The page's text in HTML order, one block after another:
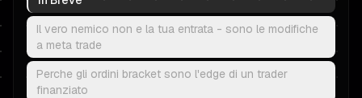
Il vero nemico non e la tua entrata - sono le modifiche
a meta trade
Perche gli ordini bracket sono l'edge di un trader
finanziato